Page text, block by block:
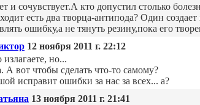
и сочувствует.А кто допустил столько
есть два творца-антипода? Один
ошибку,а не тянуть резину,пока его
12 ноября 2011 г. 22:12
но...
А вот чтобы сделать что-то самому?
исправит ошибки за нас за всех... а?
13 ноября 2011 г. 21:41